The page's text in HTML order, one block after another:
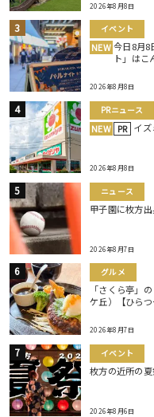
2026年8月8日
イベント
NEW 今日8月8
ト」はこ
2026年8月8日
PRニュース
NEW PR イズ
2026年8月8日
ニュース
甲子園に枚方
2026年8月7日
グルメ
「さくら亭」
ケ丘）【ひらつ
2026年8月7日
イベント
枚方の近所の夏
2026年8月6日